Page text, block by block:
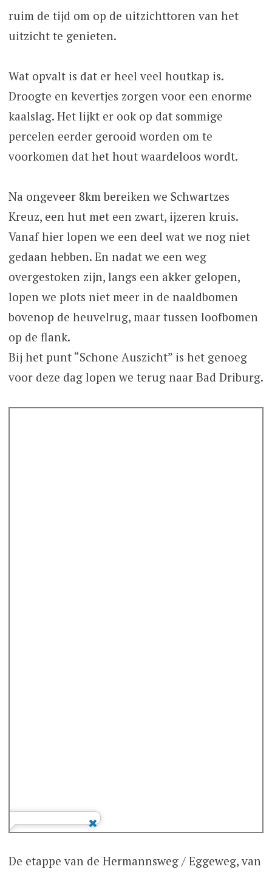
ruim de tijd om op de uitzichttoren van het
uitzicht te genieten.
Wat opvalt is dat er heel veel houtkap is.
Droogte en kevertjes zorgen voor een enorme
kaalslag. Het lijkt er ook op dat sommige
percelen eerder gerooid worden om te
voorkomen dat het hout waardeloos wordt.
Na ongeveer 8km bereiken we Schwartzes
Kreuz, een hut met een zwart, ijzeren kruis.
Vanaf hier lopen we een deel wat we nog niet
gedaan hebben. En nadat we een weg
overgestoken zijn, langs een akker gelopen,
lopen we plots niet meer in de naaldbomen
bovenop de heuvelrug, maar tussen loofbomen
op de flank.
Bij het punt “Schone Auszicht” is het genoeg
voor deze dag lopen we terug naar Bad Driburg.
De etappe van de Hermannsweg / Eggeweg, van